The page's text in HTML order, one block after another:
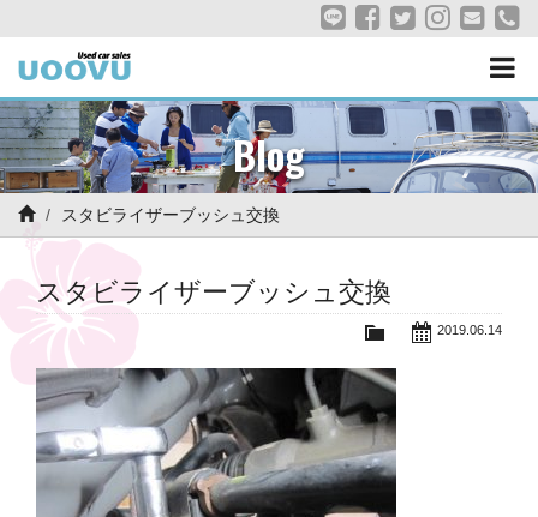
Blog
スタビライザーブッシュ交換
スタビライザーブッシュ交換
2019.06.14